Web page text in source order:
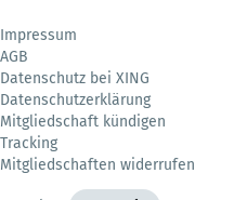
Impressum
AGB
Datenschutz bei XING
Datenschutzerklärung
Mitgliedschaft kündigen
Tracking
Mitgliedschaften widerrufen